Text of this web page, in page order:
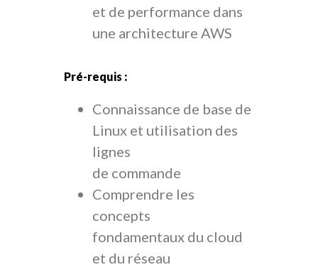
et de performance dans
une architecture AWS
Pré-requis :​​
Connaissance de base de
Linux et utilisation des
lignes
de commande
Comprendre les
concepts
fondamentaux du cloud
et du réseau